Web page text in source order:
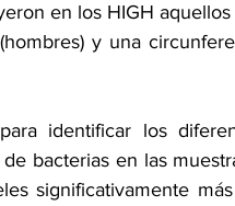
en los HIGH
y una
identificar los
bacterias en las
significativamente